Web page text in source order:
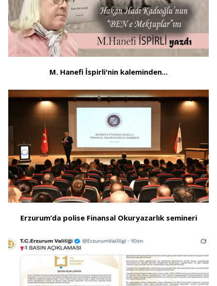
M. Hanefi İspirli'nin kaleminden...
Erzurum’da polise Finansal Okuryazarlık semineri